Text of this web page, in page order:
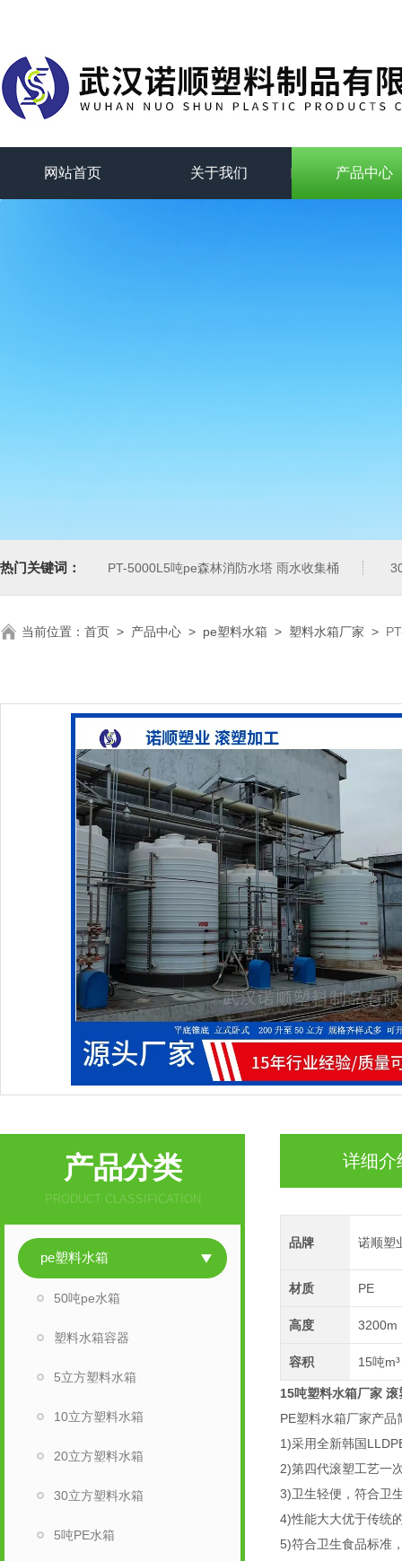
网站首页 关于我们 产品中心
热门关键词： PT-5000L5吨pe森林消防水塔 雨水收集桶
当前位置： 首页 > 产品中心 > pe塑料水箱 > 塑料水箱厂家 >
产品分类
PRODUCT CLASSIFICATION
pe塑料水箱
50吨pe水箱
塑料水箱容器
5立方塑料水箱
10立方塑料水箱
20立方塑料水箱
30立方塑料水箱
5吨PE水箱
详细介
品牌 诺顺塑
材质 PE
高度 3200m
容积 15吨m³
15吨塑料水箱厂家 滚
PE塑料水箱厂家产品
1)采用全新韩国
2)第四代滚塑工艺一
3)卫生轻便，符合卫
4)性能大大优于传统
5)符合卫生食品标准